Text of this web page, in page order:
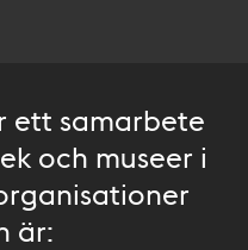
ett samarbete
och museer i
är: